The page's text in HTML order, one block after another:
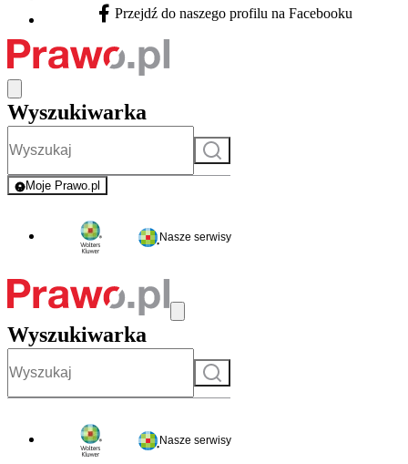
Facebook - otwiera się w nowej karcie
Przejdź do naszego profilu na Facebooku
Wyszukiwarka
Szukaj
Moje Prawo.pl
- rejestracja i logowanie do serwisu
Nasze serwisy
Wyszukiwarka
Szukaj
Nasze serwisy